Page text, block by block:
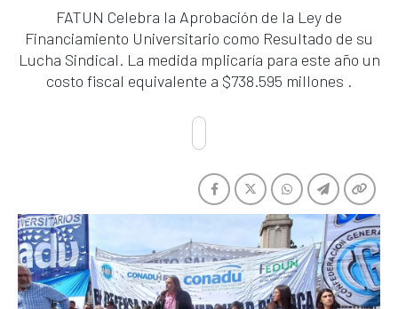
FATUN Celebra la Aprobación de la Ley de
Financiamiento Universitario como Resultado de su
Lucha Sindical. La medida mplicaría para este año un
costo fiscal equivalente a $738.595 millones .